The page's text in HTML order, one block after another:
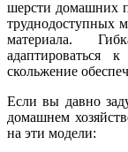
шерсти домашних
труднодоступных
материала.
адаптироваться
скольжение
Если вы давно
домашнем
на эти модели: